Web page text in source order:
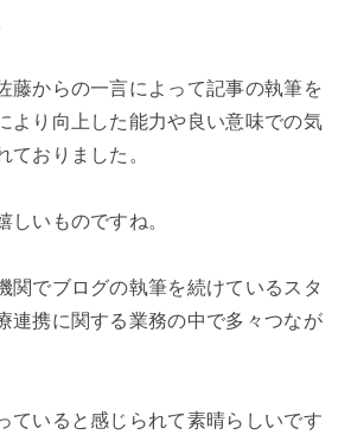
藤からの一言によって記事の執筆を
より向上した能力や良い意味での気
ておりました。
しいものですね。
関でブログの執筆を続けているスタ
連携に関する業務の中で多々つなが
ていると感じられて素晴らしいです